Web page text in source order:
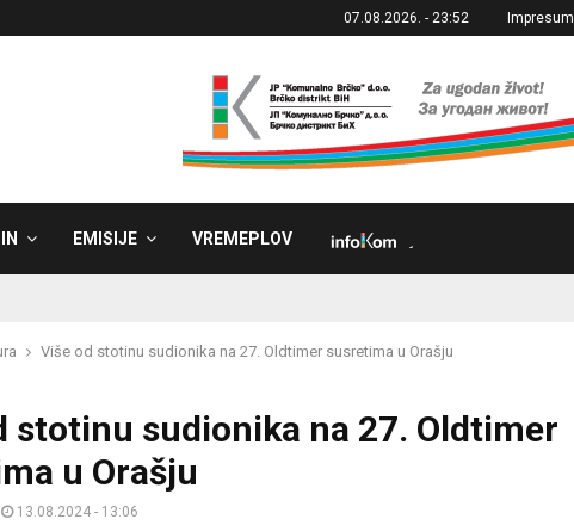
07.08.2026. - 23:52 Impresum
EMISIJE VREMEPLOV
Više od stotinu sudionika na 27. Oldtimer susretima u Orašju
stotinu sudionika na 27. Oldtimer
u Orašju
13.08.2024 - 13:06